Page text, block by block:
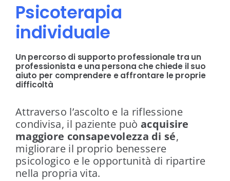
Psicoterapia
individuale
Un percorso di supporto professionale tra un
professionista e una persona che chiede il suo
aiuto per comprendere e affrontare le proprie
difficoltà
Attraverso l’ascolto e la riflessione
condivisa, il paziente puòacquisire
maggiore consapevolezza di sé,
migliorare il proprio benessere
psicologico e le opportunità di ripartire
nella propria vita.